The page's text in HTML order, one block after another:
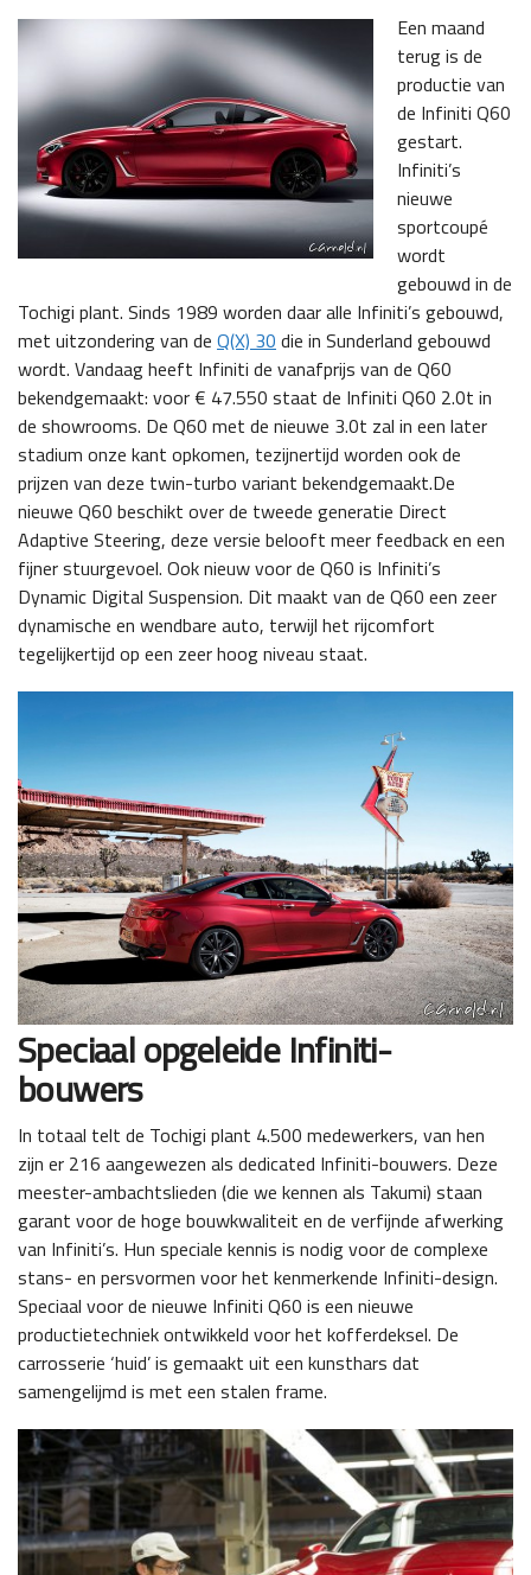
Een maand
terug is de
productie van
de Infiniti Q60
gestart.
Infiniti’s
nieuwe
sportcoupé
wordt
gebouwd in de
Tochigi plant. Sinds 1989 worden daar alle Infiniti’s gebouwd,
met uitzondering van de Q(X) 30 die in Sunderland gebouwd
wordt. Vandaag heeft Infiniti de vanafprijs van de Q60
bekendgemaakt: voor € 47.550 staat de Infiniti Q60 2.0t in
de showrooms. De Q60 met de nieuwe 3.0t zal in een later
stadium onze kant opkomen, tezijnertijd worden ook de
prijzen van deze twin-turbo variant bekendgemaakt.De
nieuwe Q60 beschikt over de tweede generatie Direct
Adaptive Steering, deze versie belooft meer feedback en een
fijner stuurgevoel. Ook nieuw voor de Q60 is Infiniti’s
Dynamic Digital Suspension. Dit maakt van de Q60 een zeer
dynamische en wendbare auto, terwijl het rijcomfort
tegelijkertijd op een zeer hoog niveau staat.
Speciaal opgeleide Infiniti-
bouwers
In totaal telt de Tochigi plant 4.500 medewerkers, van hen
zijn er 216 aangewezen als dedicated Infiniti-bouwers. Deze
meester-ambachtslieden (die we kennen als Takumi) staan
garant voor de hoge bouwkwaliteit en de verfijnde afwerking
van Infiniti’s. Hun speciale kennis is nodig voor de complexe
stans- en persvormen voor het kenmerkende Infiniti-design.
Speciaal voor de nieuwe Infiniti Q60 is een nieuwe
productietechniek ontwikkeld voor het kofferdeksel. De
carrosserie ‘huid’ is gemaakt uit een kunsthars dat
samengelijmd is met een stalen frame.